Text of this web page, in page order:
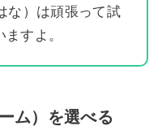
な）は頑張って試
すよ。
ム）を選べる